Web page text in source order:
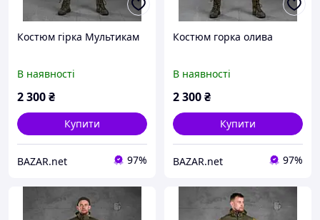
Костюм гірка Мультикам
В наявності
2 300₴
Купити
BAZAR.net 97%
Костюм горка олива
В наявності
2 300₴
Купити
BAZAR.net 97%